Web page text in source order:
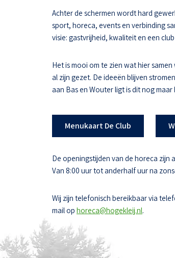
Achter de schermen wordt hard
sport, horeca, events en verbinding
visie: gastvrijheid, kwaliteit en een
Het is mooi om te zien wat hier
al zijn gezet. De ideeën blijven
aan Bas en Wouter ligt is dit nog maar
Menukaart De Club
De openingstijden van de horeca zijn
Van 8:00 uur tot anderhalf uur na
Wij zijn telefonisch bereikbaar via
mail op horeca@hogekleij.nl.